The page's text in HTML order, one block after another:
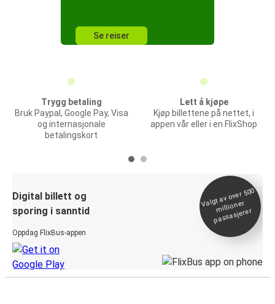
Se reiser
Trygg betaling
Bruk Paypal, Google Pay, Visa
og internasjonale
betalingskort
Lett å kjøpe
Kjøp billettene på nettet, i
appen vår eller i en FlixShop
Digital billett og
sporing i sanntid
Oppdag FlixBus-appen
Valgt av over 500
millioner
passasjerer